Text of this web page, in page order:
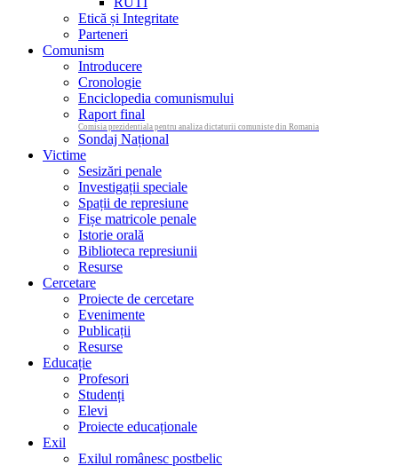
Etică și Integritate
Parteneri
Comunism
Introducere
Cronologie
Enciclopedia comunismului
Raport final
Comisia prezidentiala pentru analiza dictaturii comuniste din Romania
Sondaj Național
Victime
Sesizări penale
Investigații speciale
Spații de represiune
Fișe matricole penale
Istorie orală
Biblioteca represiunii
Resurse
Cercetare
Proiecte de cercetare
Evenimente
Publicații
Resurse
Educație
Profesori
Studenți
Elevi
Proiecte educaționale
Exil
Exilul românesc postbelic